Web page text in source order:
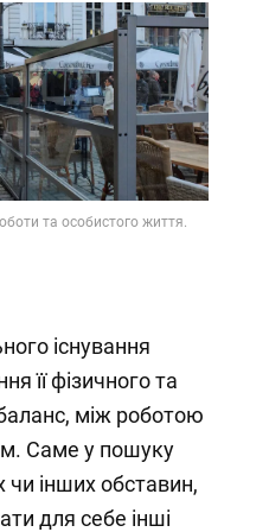
та особистого життя.
існування
її фізичного та
між роботою
Саме у пошуку
чи інших обставин,
для себе інші